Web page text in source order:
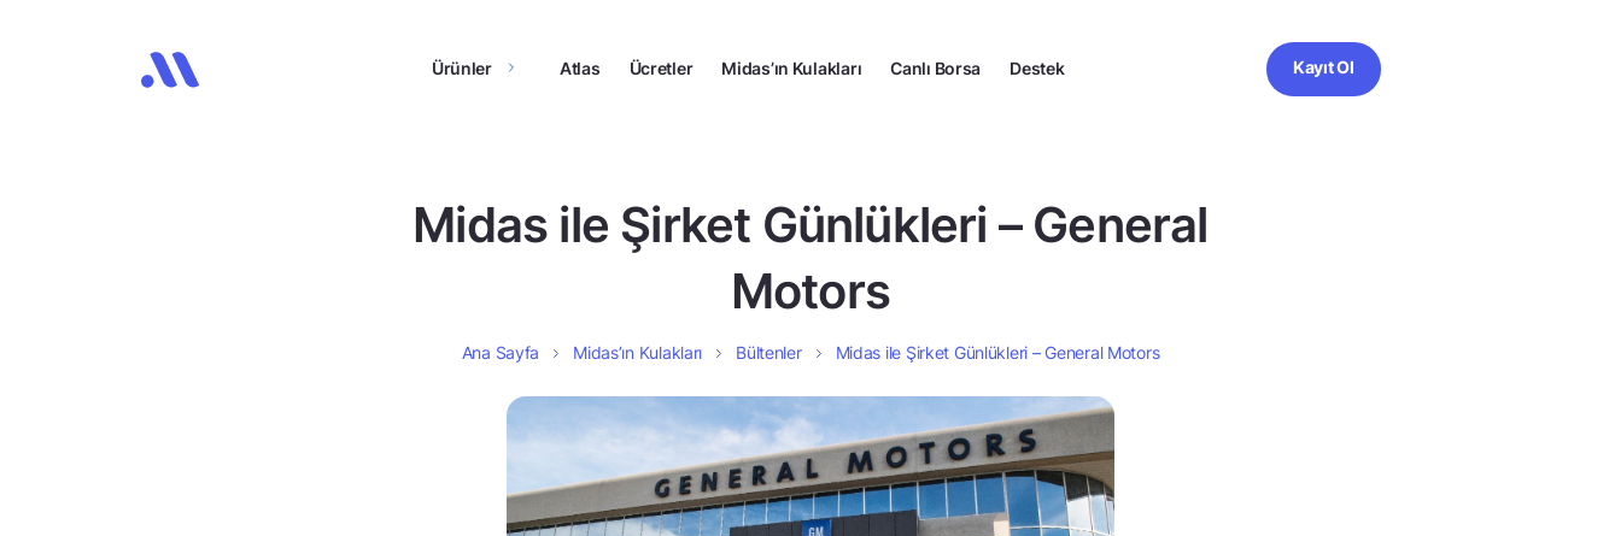
Ürünler Atlas Ücretler Midas’ın Kulakları Canlı Borsa Destek Kayıt Ol
Midas ile Şirket Günlükleri – General
Motors
Ana Sayfa Midas’ın Kulakları Bültenler Midas ile Şirket Günlükleri – General Motors